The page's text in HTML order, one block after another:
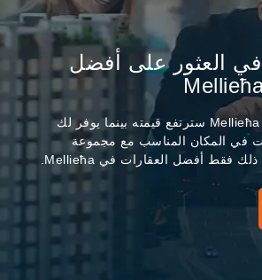
العثور على أفضل
هل تبحث عن عقار في Mellieħa سترتفع قيمته بينما يوفر لك
في المكان المناسب مع مجموعة